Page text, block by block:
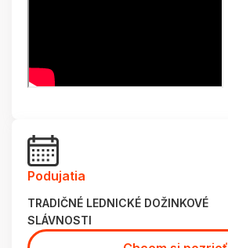
Podujatia
TRADIČNÉ LEDNICKÉ DOŽINKOVÉ
SLÁVNOSTI